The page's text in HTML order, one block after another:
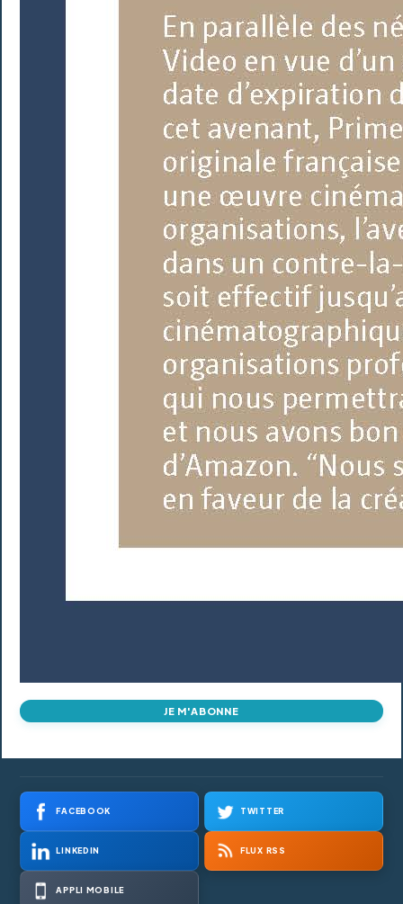
JE M'ABONNE
FACEBOOK TWITTER
LINKEDIN FLUX RSS
APPLI MOBILE